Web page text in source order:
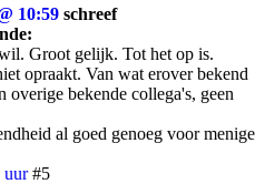
10:59 schreef
Groot gelijk. Tot het op is.
opraakt. Van wat erover bekend
bekende collega's, geen
al goed genoeg voor menige
uur #5